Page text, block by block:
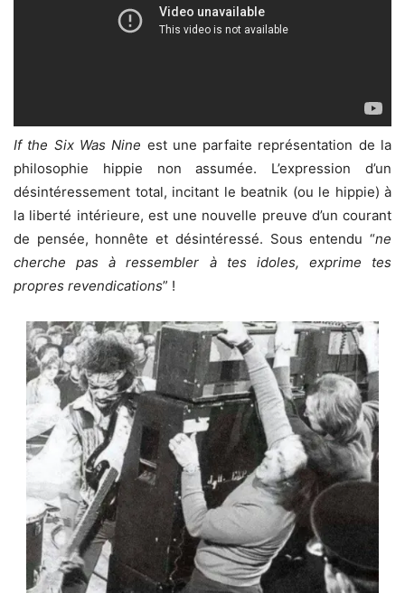
If the Six Was Nine est une parfaite représentation de la
philosophie hippie non assumée. L’expression d’un
désintéressement total, incitant le beatnik (ou le hippie) à
la liberté intérieure, est une nouvelle preuve d’un courant
de pensée, honnête et désintéressé. Sous entendu “ne
cherche pas à ressembler à tes idoles, exprime tes
propres revendications” !